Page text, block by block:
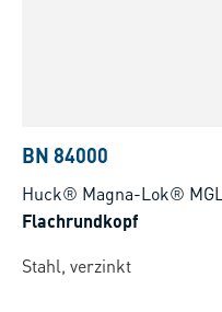
BN 84000
Huck® Magna-Lok®
Flachrundkopf
Stahl, verzinkt